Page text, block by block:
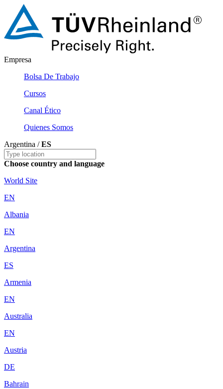
Empresa
Bolsa De Trabajo
Cursos
Canal Ético
Quienes Somos
Argentina /ES
Choose country and language
World Site
EN
Albania
EN
Argentina
ES
Armenia
EN
Australia
EN
Austria
DE
Bahrain